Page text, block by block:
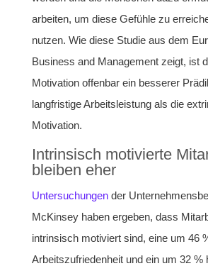
arbeiten, um diese Gefühle zu
nutzen. Wie diese Studie aus dem
Business and Management zeigt, ist
Motivation offenbar ein besserer
langfristige Arbeitsleistung als die
Motivation.
Intrinsisch motivierte
bleiben eher
Untersuchungender
McKinsey haben ergeben, dass
intrinsisch motiviert sind, eine um 46
Arbeitszufriedenheit und ein um 32 %